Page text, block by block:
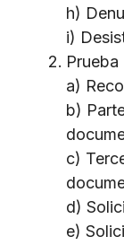
h)
i)
a)
b)
c)
d)
e)